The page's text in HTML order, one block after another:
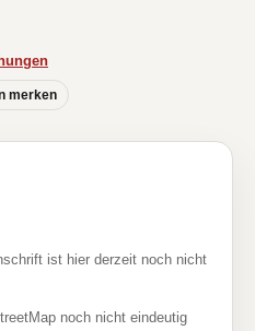
merken
ist hier derzeit noch nicht
noch nicht eindeutig